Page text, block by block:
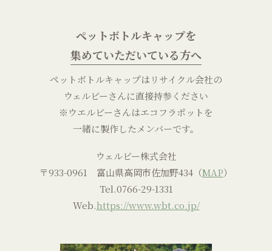
ペットボトルキャップを
集めていただいている方へ
ペットボトルキャップはリサイクル会社の
ウェルビーさんに直接持参ください
※ウエルビーさんはエコフラポットを
一緒に製作したメンバーです。
ウェルビー株式会社
〒933-0961 富山県高岡市佐加野434（MAP）
Tel.0766-29-1331
Web.https://www.wbt.co.jp/